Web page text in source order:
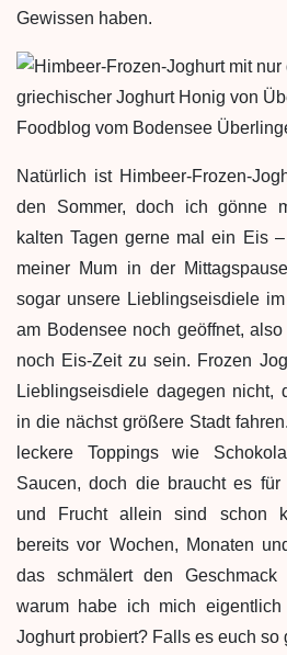
Gewissen haben.
Natürlich ist Himbeer-Frozen-
den Sommer, doch ich gönne
kalten Tagen gerne mal ein Eis
meiner Mum in der
sogar unsere Lieblingseisdiele
am Bodensee noch geöffnet, also
noch Eis-Zeit zu sein. Frozen
Lieblingseisdiele dagegen nicht,
in die nächst größere Stadt
leckere Toppings wie
Saucen, doch die braucht es
und Frucht allein sind schon
bereits vor Wochen, Monaten
das schmälert den
warum habe ich mich
Joghurt probiert? Falls es euch so